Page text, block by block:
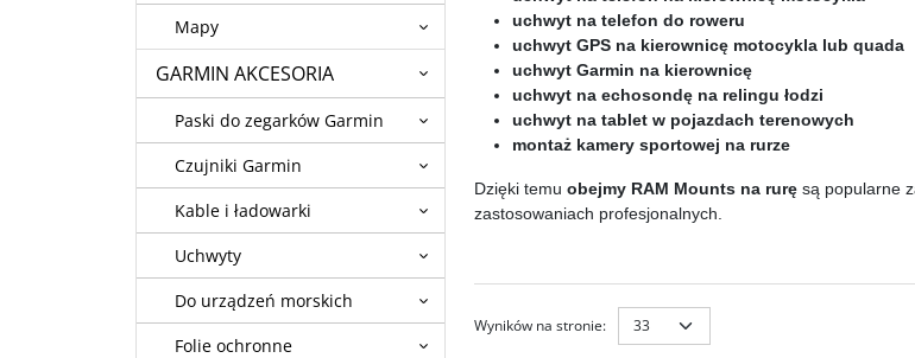
uchwyt na telefon do roweru
uchwyt GPS na kierownicę motocykla lub quada
uchwyt Garmin na kierownicę
uchwyt na echosondę na relingu łodzi
uchwyt na tablet w pojazdach terenowych
montaż kamery sportowej na rurze
Dzięki temu obejmy RAM Mounts na rurę są popularne
zastosowaniach profesjonalnych.
Wyników na stronie:
Mapy
GARMIN AKCESORIA
Paski do zegarków Garmin
Czujniki Garmin
Kable i ładowarki
Uchwyty
Do urządzeń morskich
Folie ochronne